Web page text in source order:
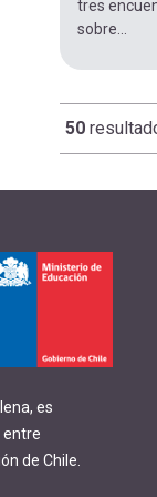
tres
sobre...
50
es
entre
de Chile.